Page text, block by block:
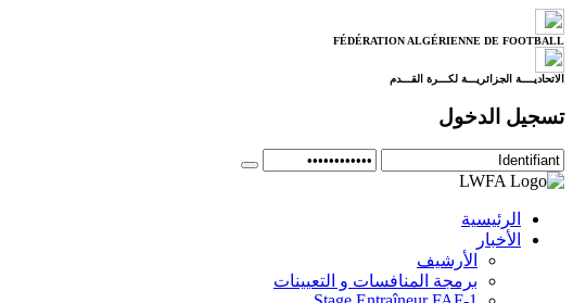
FÉDÉRATION ALGÉRIENNE DE FOOTBALL
الاتحاديــــة الجزائريـــة لكـــرة القـــدم
تسجيل الدخول
الرئيسية
الأخبار
الأرشيف
برمجة المنافسات و التعيينات